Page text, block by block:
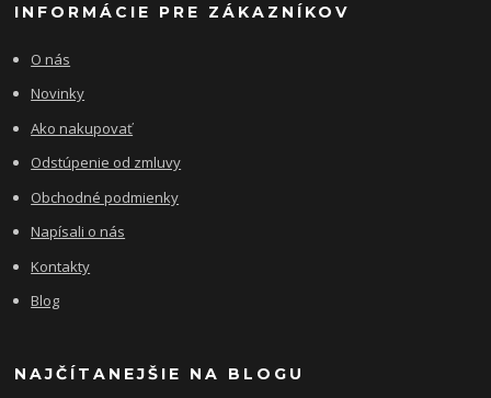
INFORMÁCIE PRE ZÁKAZNÍKOV
O nás
Novinky
Ako nakupovať
Odstúpenie od zmluvy
Obchodné podmienky
Napísali o nás
Kontakty
Blog
NAJČÍTANEJŠIE NA BLOGU